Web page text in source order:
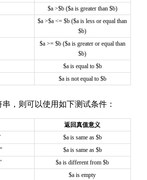
$a >$b ($a is greater than $b)
$a >$a <= $b ($a is less or equal than
$b)
$a >= $b ($a is greater or equal than
$b)
$a is equal to $b
$a is not equal to $b
，则可以使用如下测试条件：
返回真值意义
$a is same as $b
$a is same as $b
$a is different from $b
$a is empty